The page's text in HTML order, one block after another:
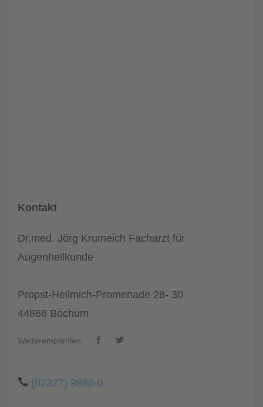
Kontakt
Dr.med. Jörg Krumeich Facharzt für
Augenheilkunde
Propst-Hellmich-Promenade 28- 30
44866 Bochum
Weiterempfehlen:
(02327) 9888-0